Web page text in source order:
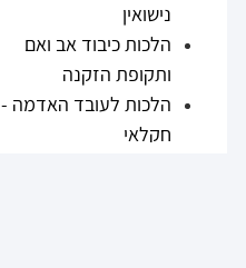
נישואין
הלכות כיבוד אב ואם
ותקופת הזקנה
הלכות לעובד האדמה -
חקלאי